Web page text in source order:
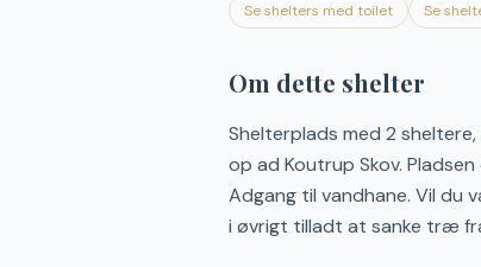
Se shelters med toilet Se
Om dette shelter
Shelterplads med 2
op ad Koutrup Skov.
Adgang til vandhane. Vil du
i øvrigt tilladt at sanke træ